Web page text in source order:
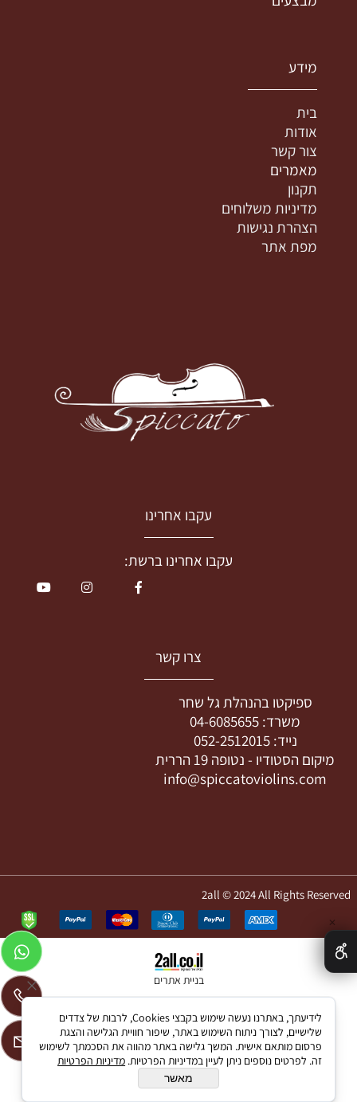
מידע
בית
אודות
צור קשר
מאמרים
תקנון
מדיניות משלוחים
הצהרת נגישות
מפת אתר
עקבו אחרינו
עקבו אחרינו ברשת:
צרו קשר
ספיקטו בהנהלת גל שחר
משרד: 04-6085655
נייד:052-2512015
מיקום הסטודיו - נטופה 19 הררית
info@spiccatoviolins.com
2all © 2024 All Rights Reserved
בניית אתרים
✕
לידיעתך, באתרנו נעשה שימוש בקבצי Cookies, לרבות של צדדים
שלישיים, לצורך ניתוח השימוש באתר, שיפור חוויית הגלישה והצגת
פרסום מותאם אישית. המשך גלישה באתר מהווה את הסכמתך לשימוש
זה. לפרטים נוספים ניתן לעיין במדיניות הפרטיות. מדיניות הפרטיות
מאשר